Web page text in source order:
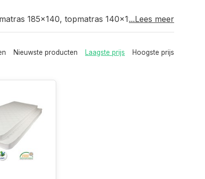
185x140, topmatras 140x185,...Lees meer
Nieuwste producten Laagste prijs Hoogste prijs